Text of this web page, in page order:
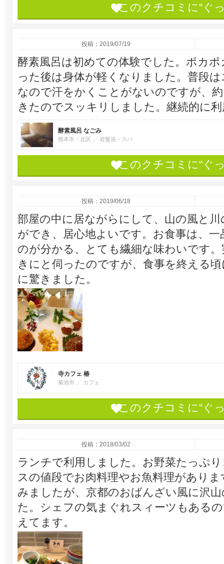
このクチコミに“ぐ
投稿：2019/07/19
酵素風呂は初めての体験でした。ポカ
った後は身体が軽くなりました。普段
なので汗をかくことがないのですが、
きたのでスッキリしました。継続的に
酵素風呂 なごみ
熊本市・北区 岩盤浴・スパ
このクチコミに“ぐ
投稿：2019/06/18
部屋の中に居ながらにして、山の風と
ができ、居心地よいです。お食事は、
のが分かる、とても繊細な味わいです
きにと伺ったのですが、食事を終える
に驚きました。
寺カフェ 椿
菊池市 カフェ
このクチコミに“ぐ
投稿：2018/03/02
ランチで利用しました。お野菜たっぷ
スの値段でお肉料理やお魚料理があり
みましたが、京都のおばんざい風に沢
た。シェフの気まぐれスィーツもある
えてます。